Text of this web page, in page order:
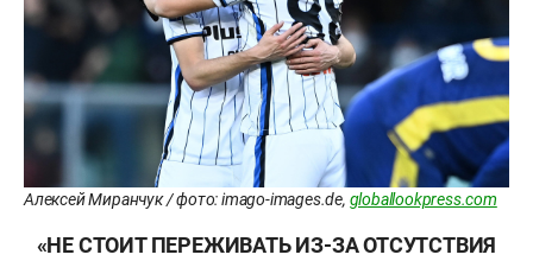
Алексей Миранчук / фото: imago-images.de, globallookpress.com
«НЕ СТОИТ ПЕРЕЖИВАТЬ ИЗ-ЗА ОТСУТСТВИЯ